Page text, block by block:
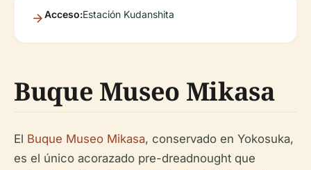
Acceso:Estación Kudanshita
Buque Museo Mikasa
El Buque Museo Mikasa, conservado en Yokosuka,
es el único acorazado pre-dreadnought que